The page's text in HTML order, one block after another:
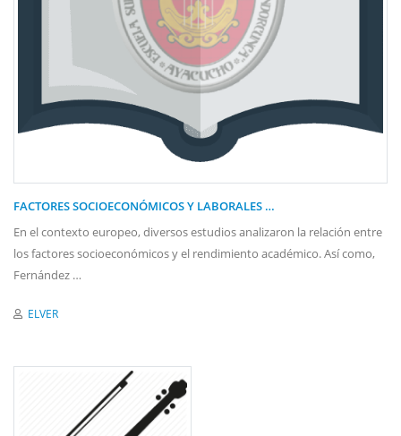
FACTORES SOCIOECONÓMICOS Y LABORALES …
En el contexto europeo, diversos estudios analizaron la relación entre
los factores socioeconómicos y el rendimiento académico. Así como,
Fernández …
ELVER